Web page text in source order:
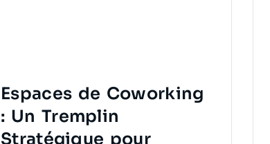
Espaces de Coworking
: Un Tremplin
Stratégique pour